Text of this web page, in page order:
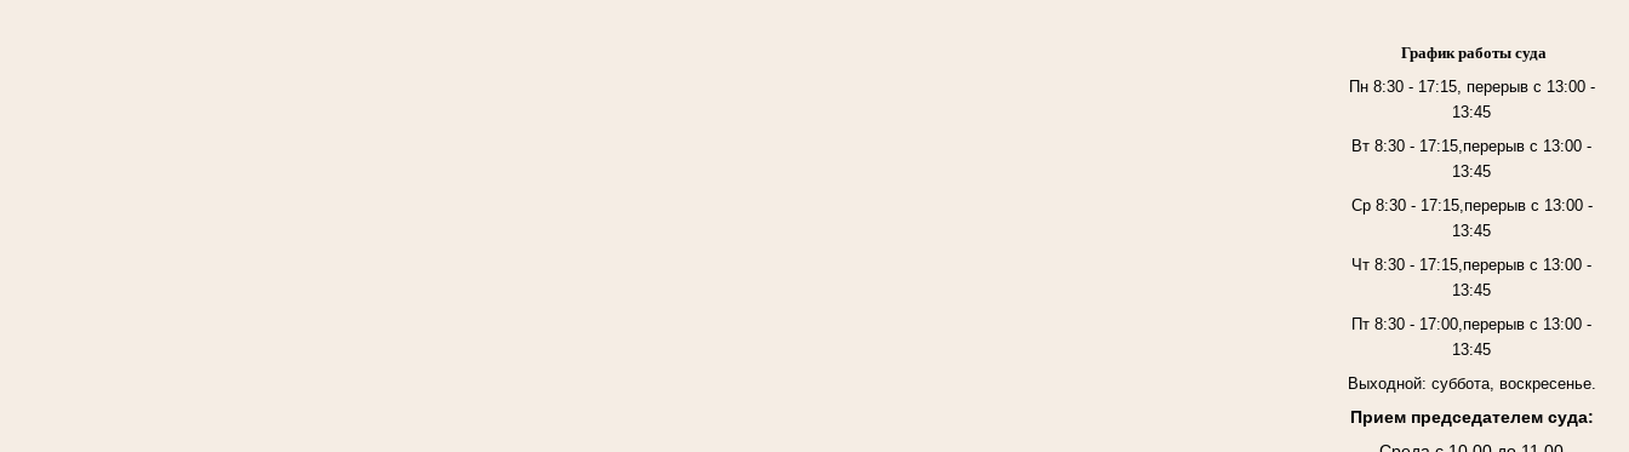
График работы суда
Пн 8:30 - 17:15, перерыв с 13:00 -
13:45
Вт 8:30 - 17:15,перерыв с 13:00 -
13:45
Ср 8:30 - 17:15,перерыв с 13:00 -
13:45
Чт 8:30 - 17:15,перерыв с 13:00 -
13:45
Пт 8:30 - 17:00,перерыв с 13:00 -
13:45
Выходной: суббота, воскресенье.
Прием председателем суда: